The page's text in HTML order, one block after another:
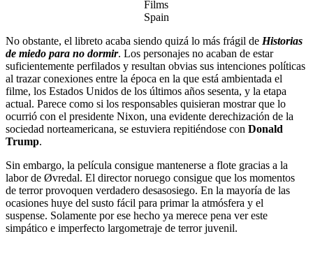
Films
Spain
No obstante, el libreto acaba siendo quizá lo más frágil de Historias
de miedo para no dormir. Los personajes no acaban de estar
suficientemente perfilados y resultan obvias sus intenciones políticas
al trazar conexiones entre la época en la que está ambientada el
filme, los Estados Unidos de los últimos años sesenta, y la etapa
actual. Parece como si los responsables quisieran mostrar que lo
ocurrió con el presidente Nixon, una evidente derechización de la
sociedad norteamericana, se estuviera repitiéndose con Donald
Trump.
Sin embargo, la película consigue mantenerse a flote gracias a la
labor de Øvredal. El director noruego consigue que los momentos
de terror provoquen verdadero desasosiego. En la mayoría de las
ocasiones huye del susto fácil para primar la atmósfera y el
suspense. Solamente por ese hecho ya merece pena ver este
simpático e imperfecto largometraje de terror juvenil.